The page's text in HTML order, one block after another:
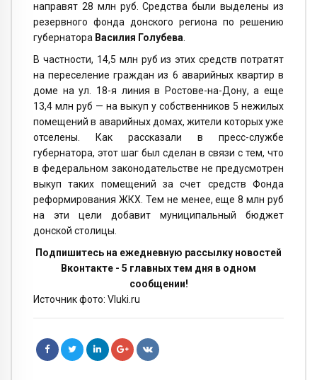
направят 28 млн руб. Средства были выделены из
резервного фонда донского региона по решению
губернатора Василия Голубева.
В частности, 14,5 млн руб из этих средств потратят
на переселение граждан из 6 аварийных квартир в
доме на ул. 18-я линия в Ростове-на-Дону, а еще
13,4 млн руб — на выкуп у собственников 5 нежилых
помещений в аварийных домах, жители которых уже
отселены. Как рассказали в пресс-службе
губернатора, этот шаг был сделан в связи с тем, что
в федеральном законодательстве не предусмотрен
выкуп таких помещений за счет средств Фонда
реформирования ЖКХ. Тем не менее, еще 8 млн руб
на эти цели добавит муниципальный бюджет
донской столицы.
Подпишитесь на ежедневную рассылку новостей
Вконтакте - 5 главных тем дня в одном
сообщении!
Источник фото: Vluki.ru